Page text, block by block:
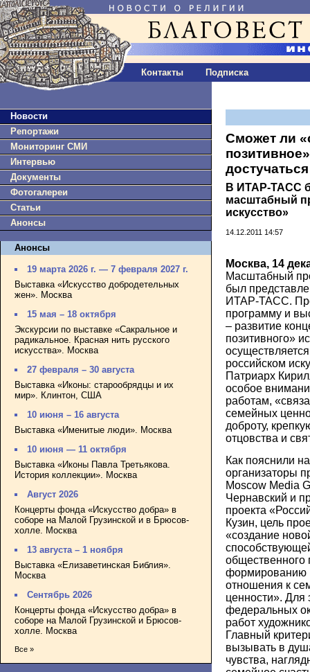
Контакты Подписка
Новости
Репортажи
Мониторинг СМИ
Интервью
Документы
Фотогалереи
Статьи
Анонсы
Анонсы
19 марта 2026 г. — 7 февраля 2027 г.
Выставка «Искусство добродетельных
жен». Москва
15 мая – 18 октября
Экскурсии по выставке «Сакральное и
радикальное. Красная нить русского
искусства». Москва
27 февраля – 30 августа
Выставка «Иконы: старообрядцы и их
мир». Клинтон, США
10 июня – 16 августа
Выставка «Именитые люди». Москва
10 июня — 11 октября
Выставка «Иконы Павла Третьякова.
История коллекции». Москва
Август 2026
Концерты фонда «Искусство добра» в
соборе на Малой Грузинской и в Брюсов-
холле. Москва
13 августа – 1 ноября
Выставка «Елизаветинская Библия».
Москва
Сентябрь 2026
Концерты фонда «Искусство добра» в
соборе на Малой Грузинской и Брюсов-
холле. Москва
Все »
Сможет ли
В ИТАР-ТАСС
масштабный
искусство»
14.12.2011 14:57
Москва, 14
Масштабный
был
ИТАР-ТАСС.
программу и
– развитие
позитивного»
российском
Патриарх
особое
работам,
семейных
доброту,
отцовства и
Как пояснили
организаторы
Moscow Media
Чернавский и
проекта
Кузин, цель
«создание
общественного
формированию
отношения к
ценности». Для
федеральных
работ
Главный
вызывать в
чувства,